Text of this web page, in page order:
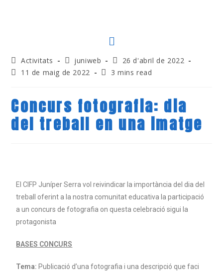
Activitats juniweb
26 d'abril de 2022
11 de maig de 2022
3 mins read
Concurs fotografia: dia
del treball en una imatge
El CIFP Juníper Serra vol reivindicar la importància del dia del
treball oferint a la nostra comunitat educativa la participació
a un concurs de fotografia on questa celebració sigui la
protagonista
BASES CONCURS
Tema: Publicació d’una fotografia i una descripció que faci